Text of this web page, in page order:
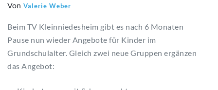
Von Valerie Weber
Beim TV Kleinniedesheim gibt es nach 6 Monaten
Pause nun wieder Angebote für Kinder im
Grundschulalter. Gleich zwei neue Gruppen ergänzen
das Angebot: